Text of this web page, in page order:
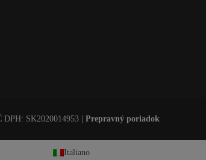
SK2020014953 Prepravný poriadok
Italiano